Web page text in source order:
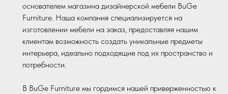
основателем магазина дизайнерской мебели BuGe
Furniture. Наша компания специализируется на
изготовлении мебели на заказ, предоставляя нашим
клиентам возможность создать уникальные предметы
интерьера, идеально подходящие под их пространство и
потребности.
В BuGe Furniture мы гордимся нашей приверженностью к